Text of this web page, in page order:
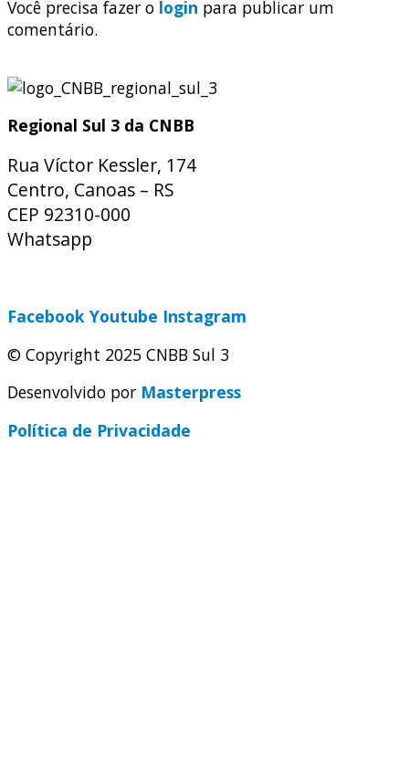
Você precisa fazer o login para publicar um
comentário.
Regional Sul 3 da CNBB
Rua Víctor Kessler, 174
Centro, Canoas – RS
CEP 92310-000
Whatsapp
Facebook Youtube Instagram
© Copyright 2025 CNBB Sul 3
Desenvolvido por Masterpress
Política de Privacidade